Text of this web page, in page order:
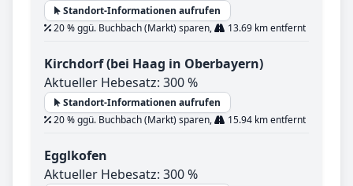
Standort-Informationen aufrufen
20 % ggü. Buchbach (Markt) sparen,
13.69 km entfernt
Kirchdorf (bei Haag in Oberbayern)
Aktueller Hebesatz: 300 %
Standort-Informationen aufrufen
20 % ggü. Buchbach (Markt) sparen,
15.94 km entfernt
Egglkofen
Aktueller Hebesatz: 300 %